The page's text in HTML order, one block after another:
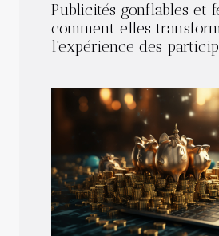
Publicités gonflables et
comment elles
l'expérience des